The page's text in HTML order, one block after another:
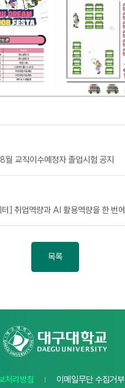
교직이수예정자 졸업시험 공지
목록
처리방침 이메일무단 수집거부